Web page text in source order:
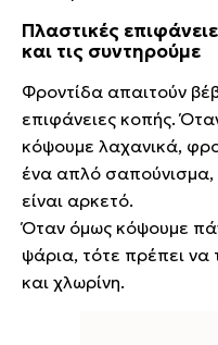
Πλαστικές
και τις συντηρούμε
Φροντίδα απαιτούν
επιφάνειες κοπής.
κόψουμε λαχανικά,
ένα απλό σαπούνισμα,
είναι αρκετό.
Όταν όμως κόψουμε
ψάρια, τότε πρέπει να
και χλωρίνη.